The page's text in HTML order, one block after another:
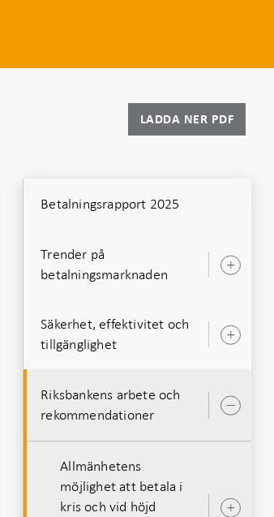
LADDA NER PDF
Betalningsrapport 2025
Trender på
betalningsmarknaden
Säkerhet, effektivitet och
tillgänglighet
Riksbankens arbete och
rekommendationer
Allmänhetens
möjlighet att betala i
kris och vid höjd